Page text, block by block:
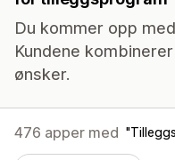
Du kommer opp
Kundene
ønsker.
476 apper med